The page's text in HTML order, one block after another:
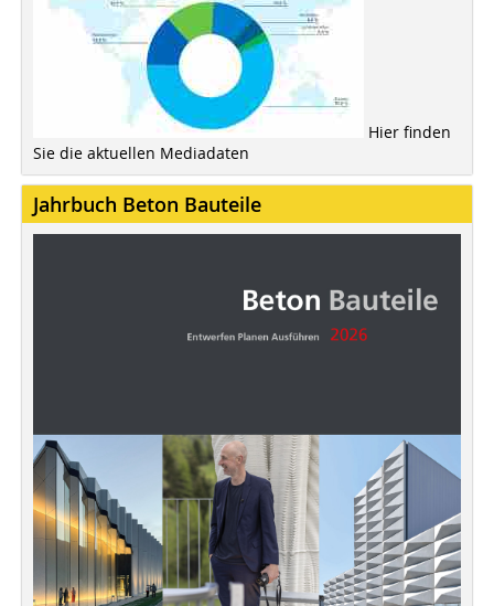
Hier finden
Sie die aktuellen Mediadaten
Jahrbuch Beton Bauteile